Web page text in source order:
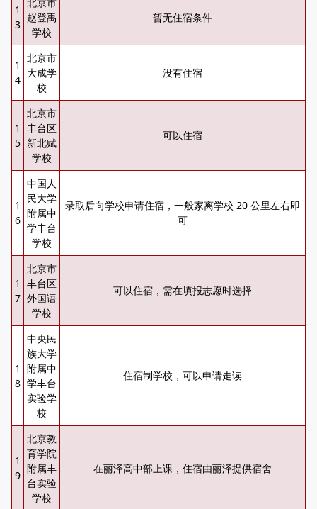
1
3
赵登禹
学校
暂无住宿条件
1
4
北京市
大成学
校
没有住宿
1
5
北京市
丰台区
新北赋
学校
可以住宿
1
6
中国人
民大学
附属中
学丰台
学校
录取后向学校申请住宿，一般家离学校 20 公里左右即
可
1
7
北京市
丰台区
外国语
学校
可以住宿，需在填报志愿时选择
1
8
中央民
族大学
附属中
学丰台
实验学
校
住宿制学校，可以申请走读
1
9
北京教
育学院
附属丰
台实验
学校
在丽泽高中部上课，住宿由丽泽提供宿舍